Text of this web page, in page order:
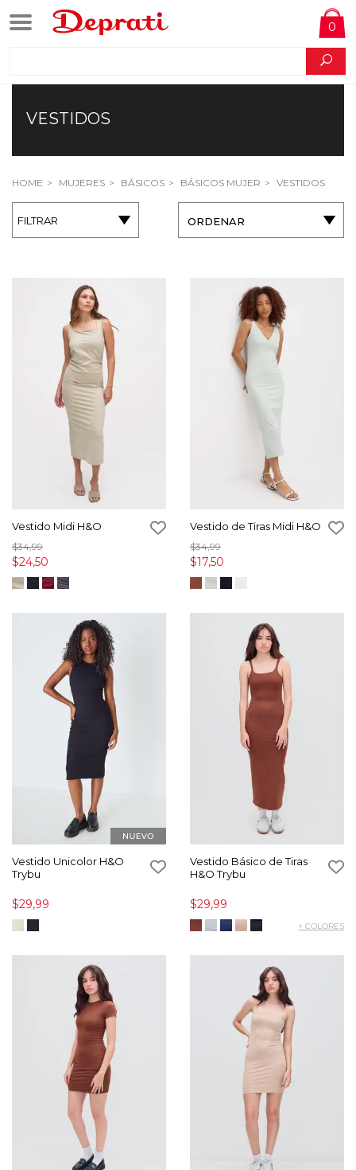
0
VESTIDOS
HOME MUJERES BÁSICOS BÁSICOS MUJER VESTIDOS
FILTRAR ORDENAR
Vestido Midi H&O
$34,99
$24,50
Vestido de Tiras Midi H&O
$34,99
$17,50
Vestido Unicolor H&O
Trybu
$29,99
Vestido Básico de Tiras
H&O Trybu
$29,99
+ COLORES